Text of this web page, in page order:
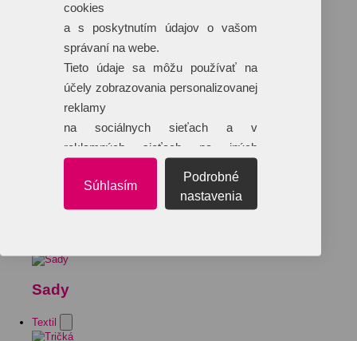
Sady
Textil
cookies
a s poskytnutím údajov o vašom
správaní na webe.
Tieto údaje sa môžu používať na
účely zobrazovania personalizovanej
reklamy
na sociálnych sieťach a v
reklamných sieťach na iných
Súhlasím
Podrobné
nastavenia